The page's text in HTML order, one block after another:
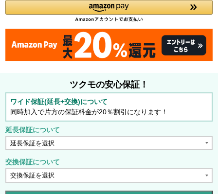
ツクモの安心保証！
ワイド保証(延長+交換)について
同時加入で片方の保証料金が20％割引になります！
延長保証について
交換保証について